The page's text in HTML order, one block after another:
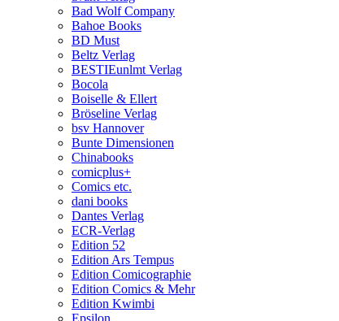
Bad Wolf Company
Bahoe Books
BD Must
Beltz Verlag
BESTIEunlmt Verlag
Bocola
Boiselle & Ellert
Bröseline Verlag
bsv Hannover
Bunte Dimensionen
Chinabooks
comicplus+
Comics etc.
dani books
Dantes Verlag
ECR-Verlag
Edition 52
Edition Ars Tempus
Edition Comicographie
Edition Comics & Mehr
Edition Kwimbi
Epsilon